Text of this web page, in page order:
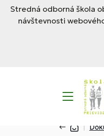
Stredná odborná škola
návštevnosti